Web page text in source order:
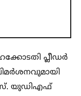
പ്ലീഡർ
യുഡിഎഫ്